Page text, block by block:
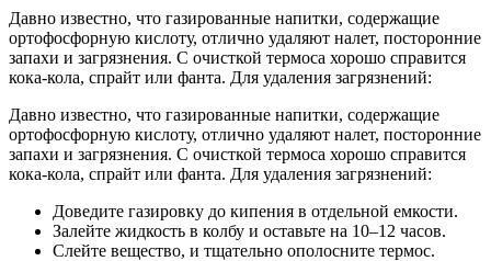
Давно известно, что газированные напитки, содержащие
ортофосфорную кислоту, отлично удаляют налет, посторонние
запахи и загрязнения. С очисткой термоса хорошо справится
кока-кола, спрайт или фанта. Для удаления загрязнений:
Давно известно, что газированные напитки, содержащие
ортофосфорную кислоту, отлично удаляют налет, посторонние
запахи и загрязнения. С очисткой термоса хорошо справится
кока-кола, спрайт или фанта. Для удаления загрязнений:
Доведите газировку до кипения в отдельной емкости.
Залейте жидкость в колбу и оставьте на 10–12 часов.
Слейте вещество, и тщательно ополосните термос.